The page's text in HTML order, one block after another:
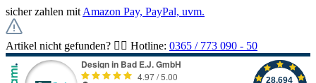
sicher zahlen mit Amazon Pay, PayPal, uvm.
Artikel nicht gefunden? 👉🏻 Hotline: 0365 / 773 090 - 50